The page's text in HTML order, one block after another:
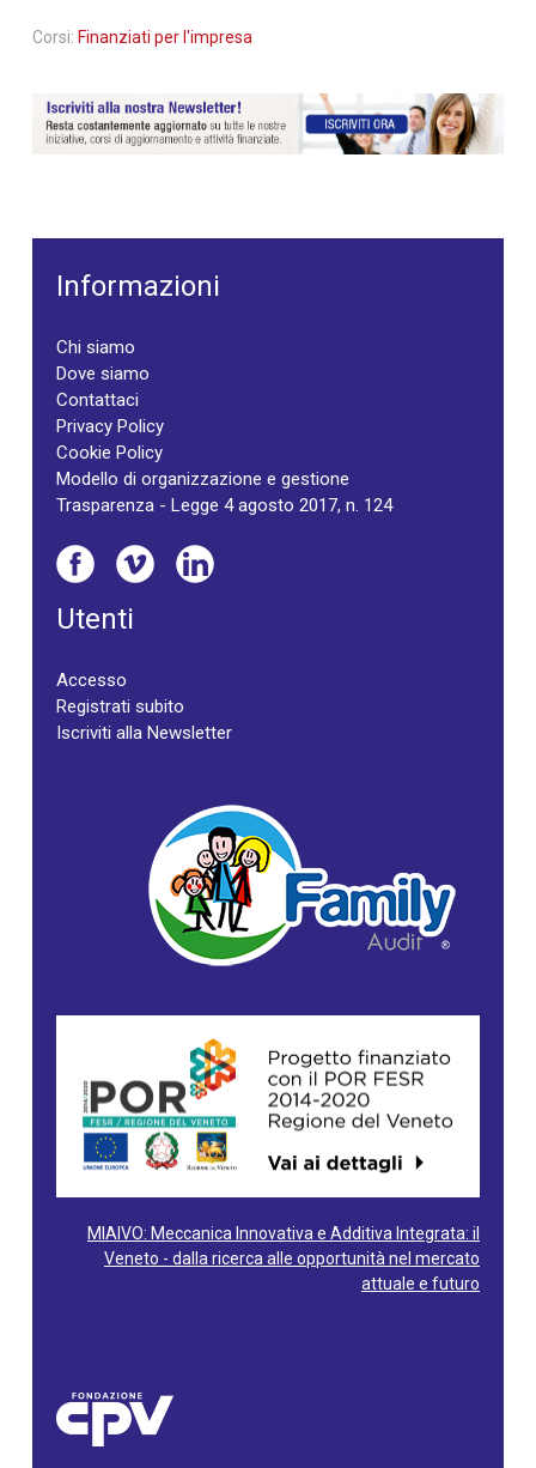
Corsi: Finanziati per l'impresa
Informazioni
Chi siamo
Dove siamo
Contattaci
Privacy Policy
Cookie Policy
Modello di organizzazione e gestione
Trasparenza - Legge 4 agosto 2017, n. 124
Utenti
Accesso
Registrati subito
Iscriviti alla Newsletter
MIAIVO: Meccanica Innovativa e Additiva Integrata: il
Veneto - dalla ricerca alle opportunità nel mercato
attuale e futuro